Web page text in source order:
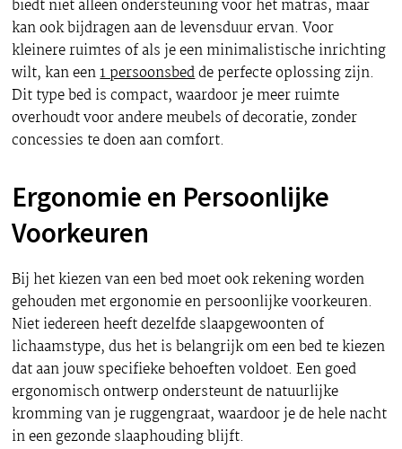
biedt niet alleen ondersteuning voor het matras, maar
kan ook bijdragen aan de levensduur ervan. Voor
kleinere ruimtes of als je een minimalistische inrichting
wilt, kan een1 persoonsbedde perfecte oplossing zijn.
Dit type bed is compact, waardoor je meer ruimte
overhoudt voor andere meubels of decoratie, zonder
concessies te doen aan comfort.
Ergonomie en Persoonlijke
Voorkeuren
Bij het kiezen van een bed moet ook rekening worden
gehouden met ergonomie en persoonlijke voorkeuren.
Niet iedereen heeft dezelfde slaapgewoonten of
lichaamstype, dus het is belangrijk om een bed te kiezen
dat aan jouw specifieke behoeften voldoet. Een goed
ergonomisch ontwerp ondersteunt de natuurlijke
kromming van je ruggengraat, waardoor je de hele nacht
in een gezonde slaaphouding blijft.